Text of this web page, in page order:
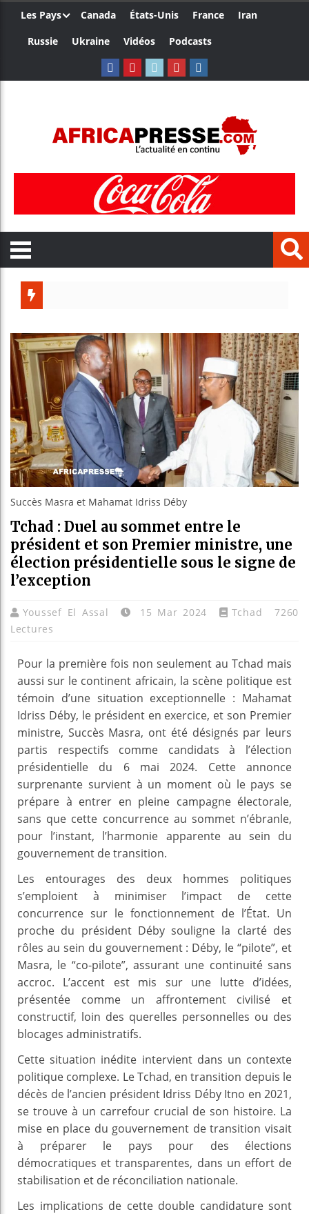
Les Pays Canada États-Unis France
Iran
Russie
Ukraine Vidéos Podcasts
Bénin :
Aliko
Succès Masra et Mahamat Idriss Déby
Tchad : Duel au sommet entre le
président et son Premier ministre, une
élection présidentielle sous le signe de
l’exception
Youssef El Assal 15 Mar 2024 Tchad
7260
Lectures
Pour la première fois non seulement au Tchad mais
aussi sur le continent africain, la scène politique est
témoin d’une situation exceptionnelle : Mahamat
Idriss Déby, le président en exercice, et son Premier
ministre, Succès Masra, ont été désignés par leurs
partis respectifs comme candidats à l’élection
présidentielle du 6 mai 2024. Cette annonce
surprenante survient à un moment où le pays se
prépare à entrer en pleine campagne électorale,
sans que cette concurrence au sommet n’ébranle,
pour l’instant, l’harmonie apparente au sein du
gouvernement de transition.
Les entourages des deux hommes politiques
s’emploient à minimiser l’impact de cette
concurrence sur le fonctionnement de l’État. Un
proche du président Déby souligne la clarté des
rôles au sein du gouvernement : Déby, le “pilote”, et
Masra, le “co-pilote”, assurant une continuité sans
accroc. L’accent est mis sur une lutte d’idées,
présentée comme un affrontement civilisé et
constructif, loin des querelles personnelles ou des
blocages administratifs.
Cette situation inédite intervient dans un contexte
politique complexe. Le Tchad, en transition depuis le
décès de l’ancien président Idriss Déby Itno en 2021,
se trouve à un carrefour crucial de son histoire. La
mise en place du gouvernement de transition visait
à préparer le pays pour des élections
démocratiques et transparentes, dans un effort de
stabilisation et de réconciliation nationale.
Les implications de cette double candidature sont